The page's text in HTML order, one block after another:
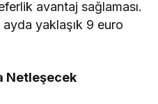
avantaj sağlaması.
yaklaşık 9 euro
Netleşecek